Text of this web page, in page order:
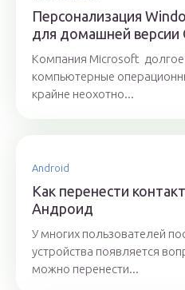
Персонализация
для домашней версии
Компания Microsoft
компьютерные
крайне неохотно...
Android
Как перенести
Андроид
У многих пользователей
устройства появляется
можно перенести...